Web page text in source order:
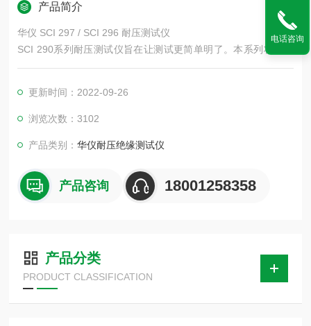
产品简介
华仪 SCI 297 / SCI 296 耐压测试仪
SCI 290系列耐压测试仪旨在让测试更简单明了。本系列将直觉
化的操控、易读的显示萤幕整合进轻巧坚固的机身中，提供需要
凑、设计轻松易上手，不论是品管或是现场测试都好用，是作业
员及工程师的良伴!
更新时间：2022-09-26
浏览次数：3102
产品类别：华仪耐压绝缘测试仪
产品咨询 18001258358
产品分类
PRODUCT CLASSIFICATION
电话咨询